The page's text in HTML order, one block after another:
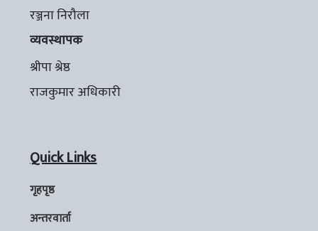
रञ्जना निरौला
व्यवस्थापक
श्रीपा श्रेष्ठ
राजकुमार अधिकारी
Quick Links
गृहपृष्ठ
अन्तरवार्ता